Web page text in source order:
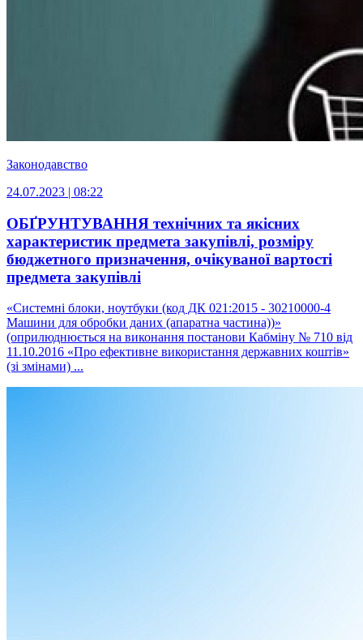
Законодавство
24.07.2023 | 08:22
ОБҐРУНТУВАННЯ технічних та якісних
характеристик предмета закупівлі, розміру
бюджетного призначення, очікуваної вартості
предмета закупівлі
«Системні блоки, ноутбуки (код ДК 021:2015 - 30210000-4
Машини для обробки даних (апаратна частина))»
(оприлюднюється на виконання постанови Кабміну № 710 від
11.10.2016 «Про ефективне використання державних коштів»
(зі змінами) ...